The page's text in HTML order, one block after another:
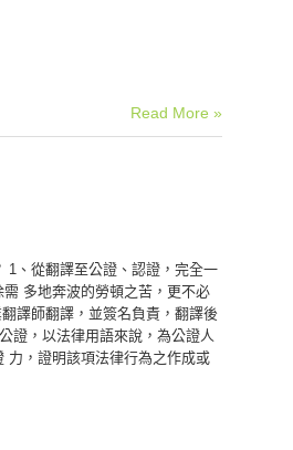
Read More »
、從翻譯至公證、認證，完全一
多地奔波的勞頓之苦，更不必
譯師翻譯，並簽名負責，翻譯後
證，以法律用語來說，為公證人
力，證明該項法律行為之作成或